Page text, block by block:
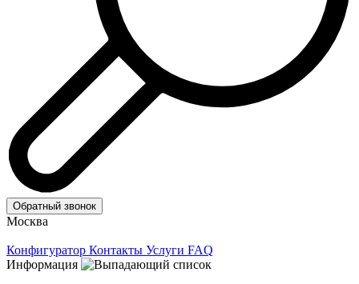
Обратный звонок
Москва
Конфигуратор Контакты Услуги FAQ
Информация